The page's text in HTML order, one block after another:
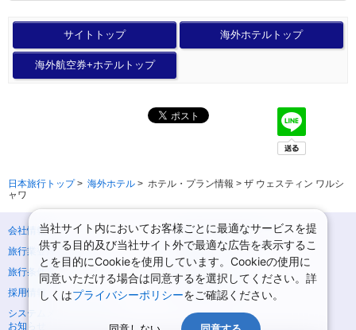
サイトトップ 海外ホテルトップ
海外航空券+ホテルトップ
日本旅行トップ> 海外ホテル > ホテル・プラン情報 > ザ ウェスティン ワルシ
ャワ
会社情報
プライバシーポリシー
旅行業登録票・約款
規約集
旅行条件書
ニュースリリース
採用情報
サイトマップ
システムメンテナンスの
お知らせ
当社サイト内においてお客様ごとに最適なサービスを提
供する目的及び当社サイト外で最適な広告を表示するこ
とを目的にCookieを使用しています。Cookieの使用に
同意いただける場合は同意するを選択してください。詳
しくはプライバシーポリシーをご確認ください。